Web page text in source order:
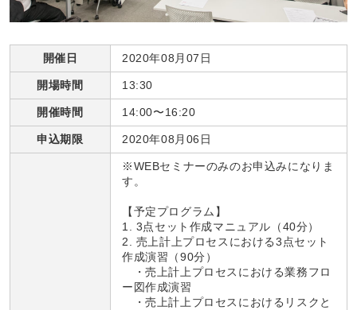
開催日 2020年08月07日
開場時間 13:30
開催時間 14:00〜16:20
申込期限 2020年08月06日
※WEBセミナーのみのお申込みになりま
す。
【予定プログラム】
1. 3点セット作成マニュアル（40分）
2. 売上計上プロセスにおける3点セット
作成演習（90分）
・売上計上プロセスにおける業務フロ
ー図作成演習
・売上計上プロセスにおけるリスクと